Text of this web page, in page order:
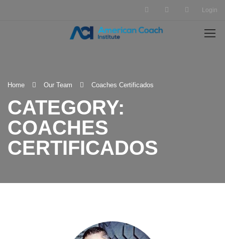
Login
Home Our Team Coaches Certificados
CATEGORY:
COACHES
CERTIFICADOS